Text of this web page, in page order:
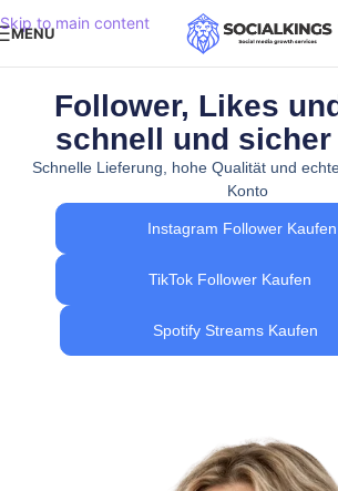
Skip to main content
MENU
Follower, Likes
schnell und sicher
Schnelle Lieferung, hohe Qualität und
Konto
Instagram Follower Kaufen
TikTok Follower Kaufen
Spotify Streams Kaufen